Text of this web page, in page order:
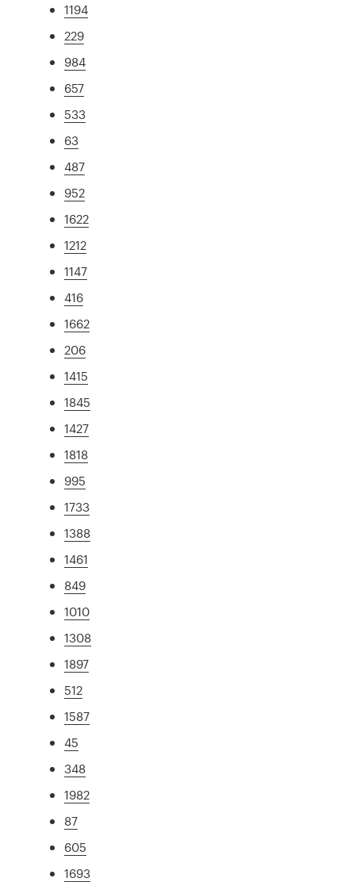
1194
229
984
657
533
63
487
952
1622
1212
1147
416
1662
206
1415
1845
1427
1818
995
1733
1388
1461
849
1010
1308
1897
512
1587
45
348
1982
87
605
1693